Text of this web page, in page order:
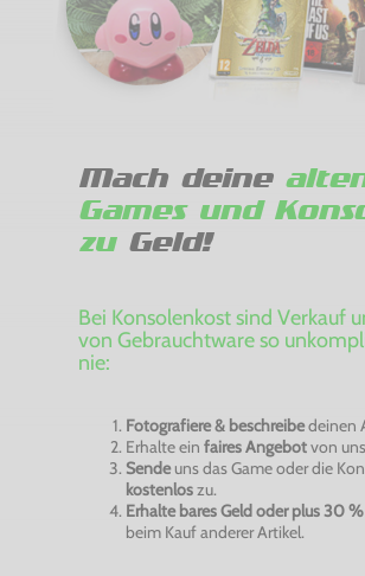
Mach deine
Games und
zuGeld!
Bei Konsolenkost sind Verkauf
von Gebrauchtware so
nie:
Fotografiere & beschreibedeinen
Erhalte ein faires Angebotvon
Sendeuns das Game oder die
kostenloszu.
Erhalte bares Geld oder plus 30
beim Kauf anderer Artikel.